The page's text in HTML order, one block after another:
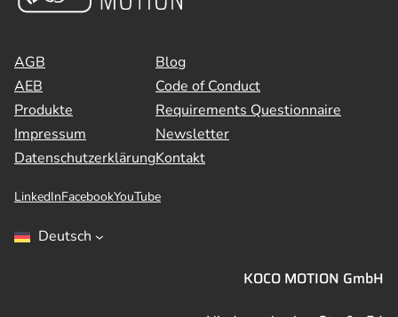
AGB
AEB
Produkte
Impressum
Datenschutzerklärung
Blog
Code of Conduct
Requirements Questionnaire
Newsletter
Kontakt
LinkedInFacebookYouTube
Deutsch
KOCO MOTION GmbH